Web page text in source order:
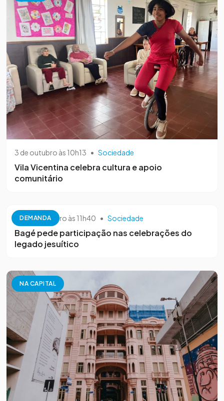
3 de outubro às 10h13 • Sociedade
Vila Vicentina celebra cultura e apoio
comunitário
DEMANDA
26 de setembro às 11h40 • Sociedade
Bagé pede participação nas celebrações do
legado jesuítico
NA CAPITAL